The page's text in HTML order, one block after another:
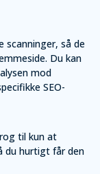
så de
Du kan
mod
SEO-
til kun at
du hurtigt får den